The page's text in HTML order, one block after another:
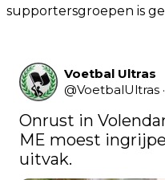
supportersgroepen is
Voetbal Ultras
@VoetbalUltras ·
Onrust in
ME moest
uitvak.